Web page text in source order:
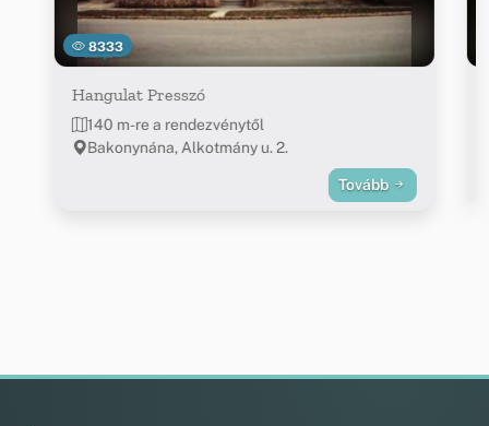
8333
Hangulat Presszó
140 m-re a rendezvénytől
Bakonynána, Alkotmány u. 2.
Tovább